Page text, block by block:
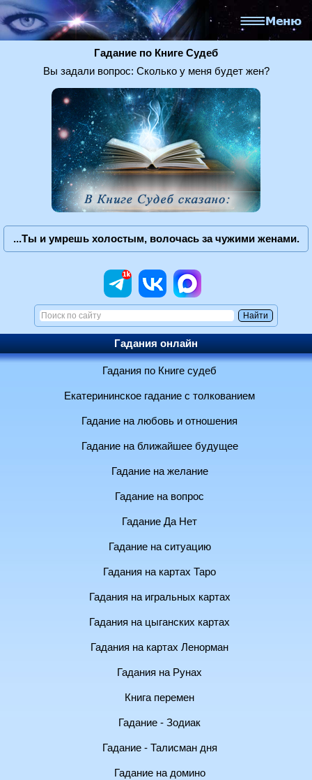
Гадание по Книге Судеб
Вы задали вопрос: Сколько у меня будет жен?
...Ты и умрешь холостым, волочась за чужими женами.
Гадания онлайн
Гадания по Книге судеб
Екатерининское гадание с толкованием
Гадание на любовь и отношения
Гадание на ближайшее будущее
Гадание на желание
Гадание на вопрос
Гадание Да Нет
Гадание на ситуацию
Гадания на картах Таро
Гадания на игральных картах
Гадания на цыганских картах
Гадания на картах Ленорман
Гадания на Рунах
Книга перемен
Гадание - Зодиак
Гадание - Талисман дня
Гадание на домино